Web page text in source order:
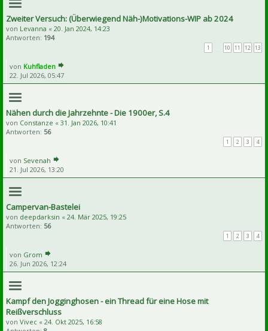
Zweiter Versuch: (Überwiegend Näh-)Motivations-WIP ab 2024
von Levanna « 20. Jan 2024, 14:23
Antworten: 194
1 10 11 12 13
von Kuhfladen
22. Jul 2026, 05:47
Nähen durch die Jahrzehnte - Die 1900er, S.4
von Constanze « 31. Jan 2026, 10:41
Antworten: 56
1 2 3 4
von Sevenah
21. Jul 2026, 13:20
Campervan-Bastelei
von deepdarksin « 24. Mär 2025, 19:25
Antworten: 56
1 2 3 4
von Grom
26. Jun 2026, 12:24
Kampf den Jogginghosen - ein Thread für eine Hose mit
Reißverschluss
von Vivec « 24. Okt 2025, 16:58